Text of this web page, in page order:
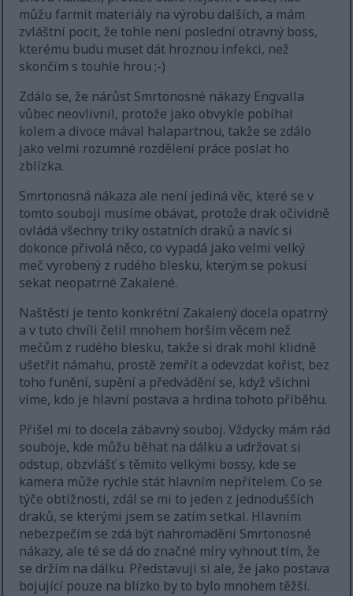
můžu farmit materiály na výrobu dalších, a mám
zvláštní pocit, že tohle není poslední otravný boss,
kterému budu muset dát hroznou infekci, než
skončím s touhle hrou ;-)
Zdálo se, že nárůst Smrtonosné nákazy Engvalla
vůbec neovlivnil, protože jako obvykle pobíhal
kolem a divoce mával halapartnou, takže se zdálo
jako velmi rozumné rozdělení práce poslat ho
zblízka.
Smrtonosná nákaza ale není jediná věc, které se v
tomto souboji musíme obávat, protože drak očividně
ovládá všechny triky ostatních draků a navíc si
dokonce přivolá něco, co vypadá jako velmi velký
meč vyrobený z rudého blesku, kterým se pokusí
sekat neopatrné Zakalené.
Naštěstí je tento konkrétní Zakalený docela opatrný
a v tuto chvíli čelil mnohem horším věcem než
mečům z rudého blesku, takže si drak mohl klidně
ušetřit námahu, prostě zemřít a odevzdat kořist, bez
toho funění, supění a předvádění se, když všichni
víme, kdo je hlavní postava a hrdina tohoto příběhu.
Přišel mi to docela zábavný souboj. Vždycky mám rád
souboje, kde můžu běhat na dálku a udržovat si
odstup, obzvlášť s těmito velkými bossy, kde se
kamera může rychle stát hlavním nepřítelem. Co se
týče obtížnosti, zdál se mi to jeden z jednodušších
draků, se kterými jsem se zatím setkal. Hlavním
nebezpečím se zdá být nahromadění Smrtonosné
nákazy, ale té se dá do značné míry vyhnout tím, že
se držím na dálku. Představuji si ale, že jako postava
bojující pouze na blízko by to bylo mnohem těžší.